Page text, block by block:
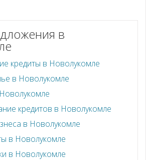
в
кредиты в Новолукомле
в Новолукомле
кредитов в Новолукомле
в Новолукомле
в Новолукомле
в Новолукомле